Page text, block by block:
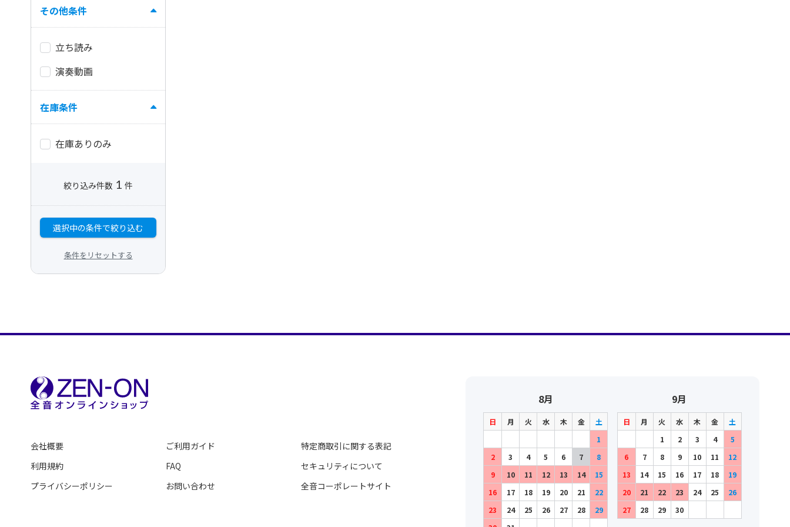
その他条件
立ち読み
演奏動画
在庫条件
在庫ありのみ
絞り込み件数 1 件
選択中の条件で絞り込む
条件をリセットする
会社概要
利用規約
プライバシーポリシー
ご利用ガイド
FAQ
お問い合わせ
特定商取引に関する表記
セキュリティについて
全音コーポレートサイト
8月
日 月 火 水 木 金
土
1
2
3 4 5 6 7
8
9
10 11 12 13 14
15
16
17 18 19 20 21
22
23
24 25 26 27 28
29
9月
日 月 火 水 木 金
土
1
2 3 4
5
6
7 8 9 10 11
12
13
14 15 16 17 18
19
20
21 22 23 24 25
26
27
28 29 30